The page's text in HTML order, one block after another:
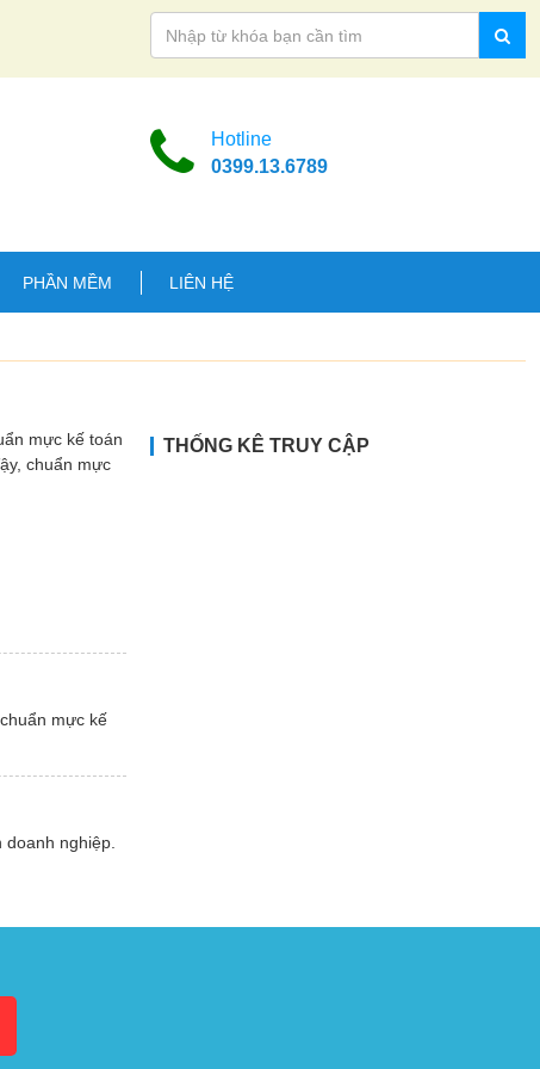
Hotline
0399.13.6789
PHẦN MỀM LIÊN HỆ
mực kế toán
chuẩn mực
mực kế
nghiệp.
THỐNG KÊ TRUY CẬP